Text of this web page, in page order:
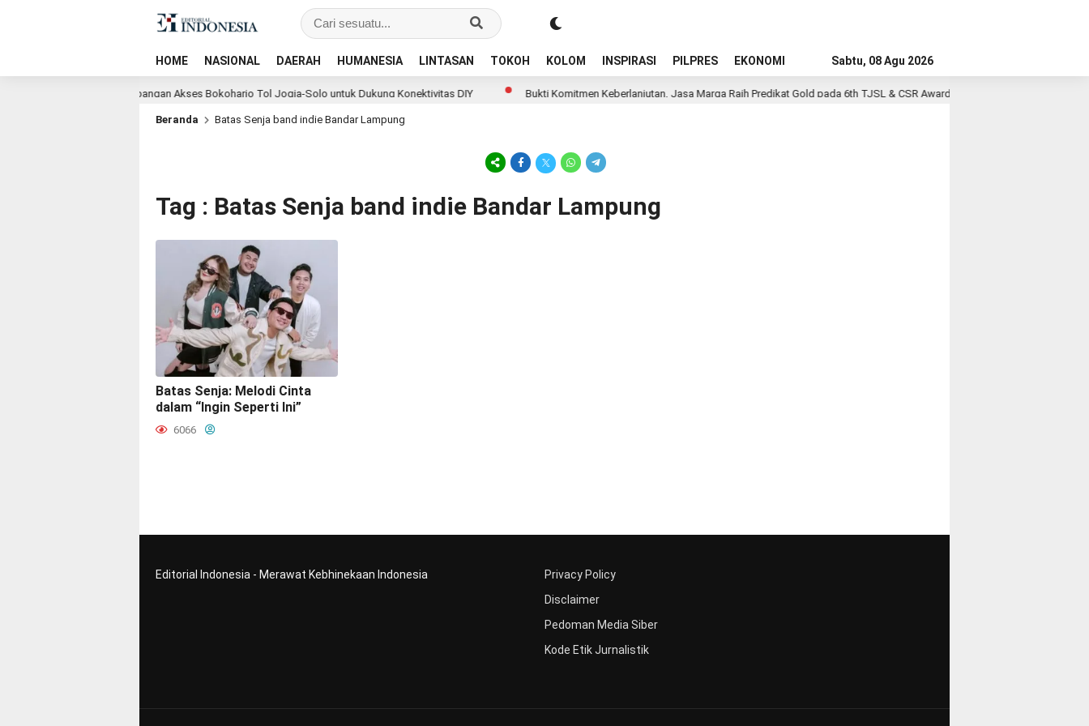
HOME NASIONAL DAERAH HUMANESIA LINTASAN TOKOH KOLOM INSPIRASI PILPRES EKONOMI Sabtu, 08 Agu 2026
Percepat Pengembangan Akses Bokoharjo Tol Jogja-Solo untuk Dukung Konektivitas DIY Bukti Komitmen Keberlanjutan, Jasa Marga Raih Predikat Gold pada 6th TJSL & CSR Award 2026
Beranda Batas Senja band indie Bandar Lampung
Tag : Batas Senja band indie Bandar Lampung
Batas Senja: Melodi Cinta
dalam “Ingin Seperti Ini”
6066
Privacy Policy
Disclaimer
Pedoman Media Siber
Kode Etik Jurnalistik
Editorial Indonesia - Merawat Kebhinekaan Indonesia